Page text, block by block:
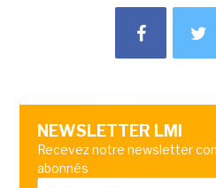
NEWSLETTER LMI
Recevez notre newsletter
abonnés